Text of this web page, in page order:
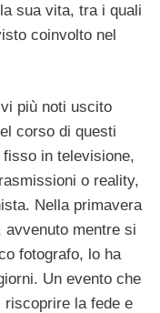
sua vita, tra i quali
coinvolto nel
più noti uscito
corso di questi
in televisione,
o reality,
Nella primavera
avvenuto mentre si
fotografo, lo ha
Un evento che
riscoprire la fede e